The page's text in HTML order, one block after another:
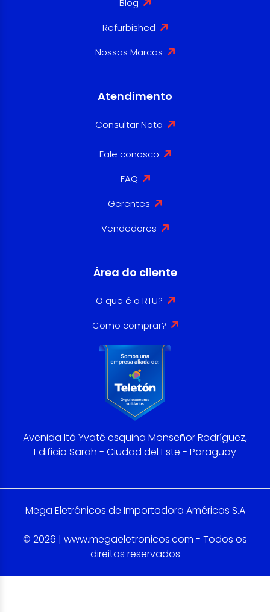
Blog
Refurbished
Nossas Marcas
Atendimento
Consultar Nota
Fale conosco
FAQ
Gerentes
Vendedores
Área do cliente
O que é o RTU?
Como comprar?
Avenida Itá Yvaté esquina Monseñor Rodríguez,
Edificio Sarah - Ciudad del Este - Paraguay
Mega Eletrônicos de Importadora Américas S.A
© 2026 | www.megaeletronicos.com - Todos os
direitos reservados